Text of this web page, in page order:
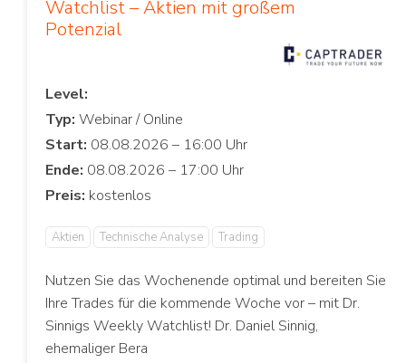
Watchlist – Aktien mit großem
Potenzial
Level:
Typ:
Start:
Ende:
Preis:
Aktien Technische Analyse Trading
Nutzen Sie das Wochenende optimal und bereiten Sie
Ihre Trades für die kommende Woche vor – mit Dr.
Sinnigs Weekly Watchlist! Dr. Daniel Sinnig,
ehemaliger Bera